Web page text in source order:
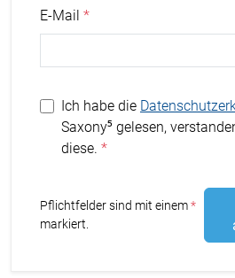
E-Mail
Ich habe die
Saxony⁵ gelesen,
diese.
Pflichtfelder sind mit einem Stern
markiert.